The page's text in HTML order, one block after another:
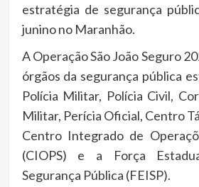
estratégia de segurança
junino no Maranhão.
A Operação São João Seguro
órgãos da segurança pública
Polícia Militar, Polícia Civil,
Militar, Perícia Oficial, Centro
Centro Integrado de
(CIOPS) e a Força
Segurança Pública (FEISP).